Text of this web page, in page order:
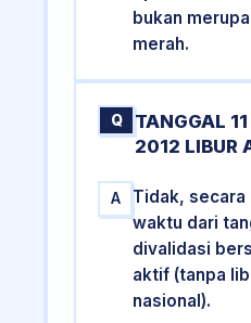
bukan
merah.
Q
TANGGAL
2012 LIBUR
A
Tidak,
waktu dari
divalidasi
aktif (tanpa
nasional).